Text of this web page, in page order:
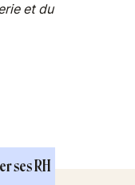
ses RH
et du